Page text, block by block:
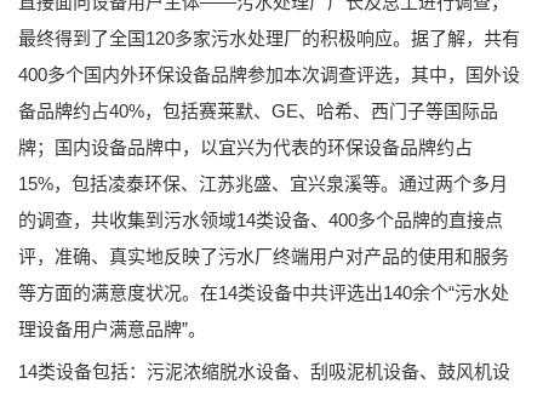
最终得到了全国120多家污水处理厂的积极响应。据了解，共有
400多个国内外环保设备品牌参加本次调查评选，其中，国外设
备品牌约占40%，包括赛莱默、GE、哈希、西门子等国际品
牌；国内设备品牌中，以宜兴为代表的环保设备品牌约占
15%，包括凌泰环保、江苏兆盛、宜兴泉溪等。通过两个多月
的调查，共收集到污水领域14类设备、400多个品牌的直接点
评，准确、真实地反映了污水厂终端用户对产品的使用和服务
等方面的满意度状况。在14类设备中共评选出140余个“污水处
理设备用户满意品牌”。
14类设备包括：污泥浓缩脱水设备、刮吸泥机设备、鼓风机设